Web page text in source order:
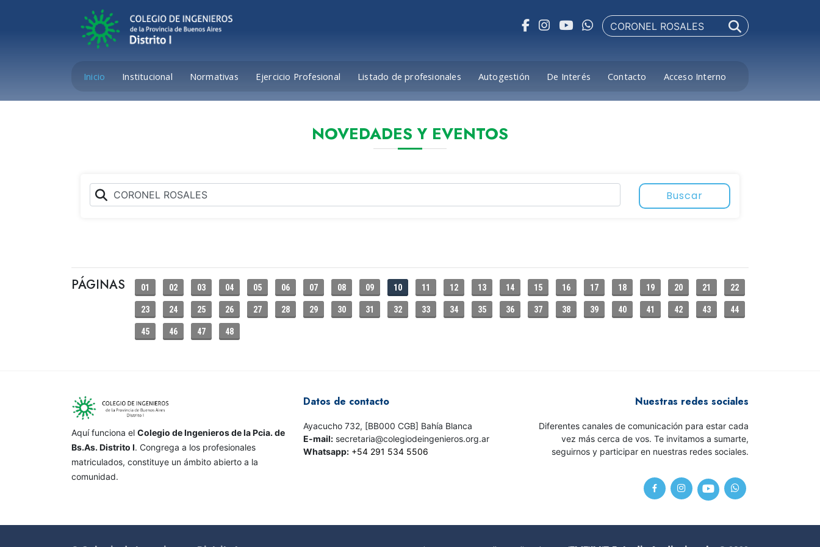
Inicio Institucional Normativas Ejercicio Profesional Listado de profesionales Autogestión De Interés Contacto Acceso Interno
NOVEDADES Y EVENTOS
Buscar
PÁGINAS 01 02 03 04 05 06 07 08 09 10 11 12 13 14 15 16 17 18 19 20 21 22
23 24 25 26 27 28 29 30 31 32 33 34 35 36 37 38 39 40 41 42 43 44
45 46 47 48
Aquí funciona el Colegio de Ingenieros de la Pcia. de
Bs.As. Distrito I. Congrega a los profesionales
matriculados, constituye un ámbito abierto a la
comunidad.
Datos de contacto
Ayacucho 732, [BB000 CGB] Bahía Blanca
E-mail: secretaria@colegiodeingenieros.org.ar
Whatsapp: +54 291 534 5506
Nuestras redes sociales
Diferentes canales de comunicación para estar cada
vez más cerca de vos. Te invitamos a sumarte,
seguirnos y participar en nuestras redes sociales.